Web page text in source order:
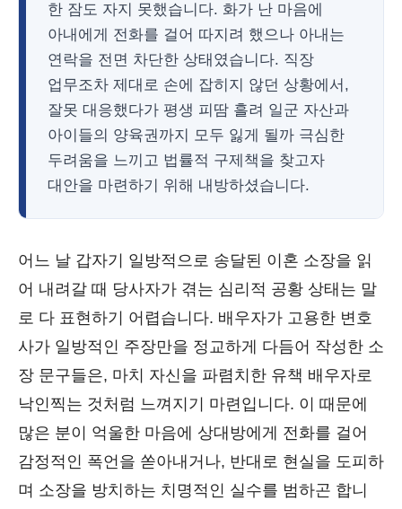
한 잠도 자지 못했습니다. 화가 난 마음에
아내에게 전화를 걸어 따지려 했으나 아내는
연락을 전면 차단한 상태였습니다. 직장
업무조차 제대로 손에 잡히지 않던 상황에서,
잘못 대응했다가 평생 피땀 흘려 일군 자산과
아이들의 양육권까지 모두 잃게 될까 극심한
두려움을 느끼고 법률적 구제책을 찾고자
대안을 마련하기 위해 내방하셨습니다.
어느 날 갑자기 일방적으로 송달된 이혼 소장을 읽
어 내려갈 때 당사자가 겪는 심리적 공황 상태는 말
로 다 표현하기 어렵습니다. 배우자가 고용한 변호
사가 일방적인 주장만을 정교하게 다듬어 작성한 소
장 문구들은, 마치 자신을 파렴치한 유책 배우자로
낙인찍는 것처럼 느껴지기 마련입니다. 이 때문에
많은 분이 억울한 마음에 상대방에게 전화를 걸어
감정적인 폭언을 쏟아내거나, 반대로 현실을 도피하
며 소장을 방치하는 치명적인 실수를 범하곤 합니